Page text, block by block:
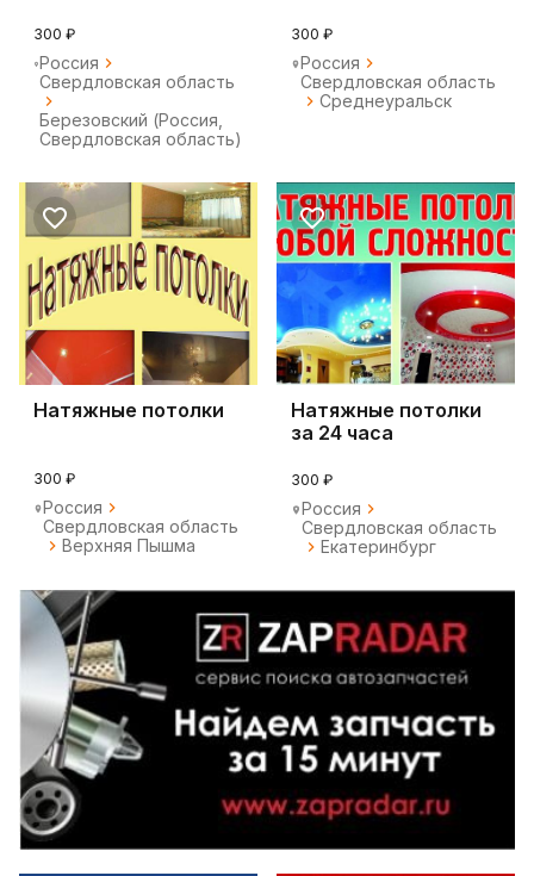
300 ₽
Россия
Свердловская область
Березовский (Россия,
Свердловская область)
300 ₽
Россия
Свердловская область
Среднеуральск
Натяжные потолки
300 ₽
Россия
Свердловская область
Верхняя Пышма
Натяжные потолки
за 24 часа
300 ₽
Россия
Свердловская область
Екатеринбург